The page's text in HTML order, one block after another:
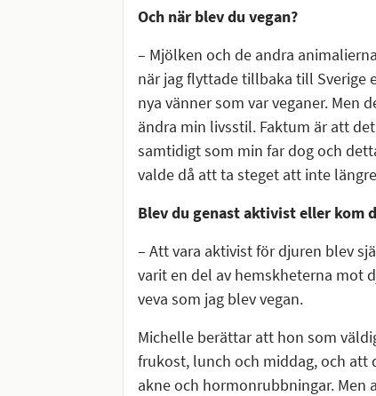
Och när blev du vegan?
– Mjölken och de andra
när jag flyttade tillbaka till Sverige
nya vänner som var veganer. Men
ändra min livsstil. Faktum är att
samtidigt som min far dog och
valde då att ta steget att inte
Blev du genast aktivist eller kom
– Att vara aktivist för djuren blev
varit en del av hemskheterna mot
veva som jag blev vegan.
Michelle berättar att hon som
frukost, lunch och middag, och att
akne och hormonrubbningar.